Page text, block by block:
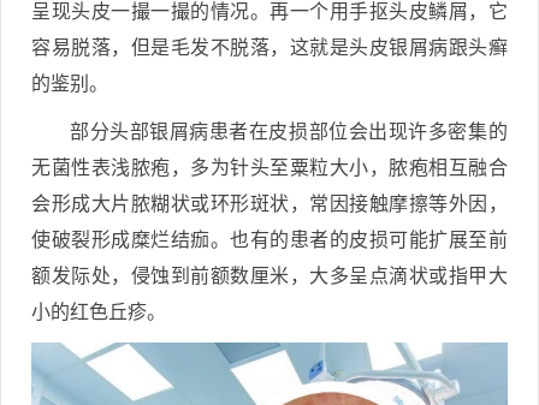
呈现头皮一撮一撮的情况。再一个用手抠头皮鳞屑，它
容易脱落，但是毛发不脱落，这就是头皮银屑病跟头癣
的鉴别。
部分头部银屑病患者在皮损部位会出现许多密集的
无菌性表浅脓疱，多为针头至粟粒大小，脓疱相互融合
会形成大片脓糊状或环形斑状，常因接触摩擦等外因，
使破裂形成糜烂结痂。也有的患者的皮损可能扩展至前
额发际处，侵蚀到前额数厘米，大多呈点滴状或指甲大
小的红色丘疹。